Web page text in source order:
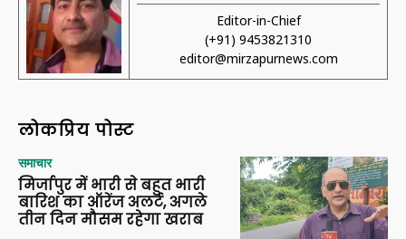
Editor-in-Chief
(+91) 9453821310
editor@mirzapurnews.com
लोकप्रिय पोस्ट
समाचार
मिर्जापुर में भारी से बहुत भारी
बारिश का ऑरेंज अलर्ट, अगले
तीन दिन मौसम रहेगा खराब